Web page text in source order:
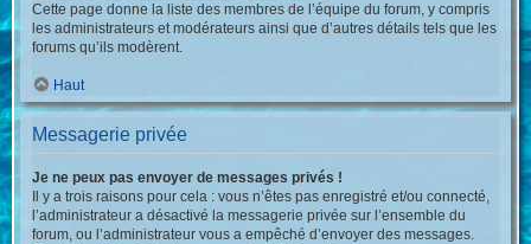
Cette page donne la liste des membres de l’équipe du forum, y compris
les administrateurs et modérateurs ainsi que d’autres détails tels que les
forums qu’ils modèrent.
Haut
Messagerie privée
Je ne peux pas envoyer de messages privés !
Il y a trois raisons pour cela : vous n’êtes pas enregistré et/ou connecté,
l’administrateur a désactivé la messagerie privée sur l’ensemble du
forum, ou l’administrateur vous a empêché d’envoyer des messages.